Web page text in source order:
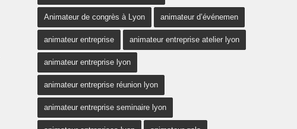
Animateur de congrès à Lyon animateur d’événemen
animateur entreprise animateur entreprise atelier lyon
animateur entreprise lyon
animateur entreprise réunion lyon
animateur entreprise seminaire lyon